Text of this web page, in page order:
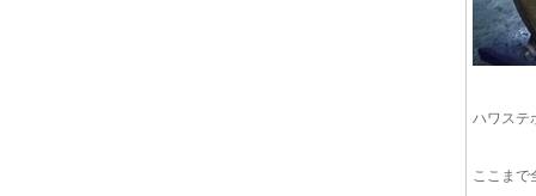
ハワステ
ここまで